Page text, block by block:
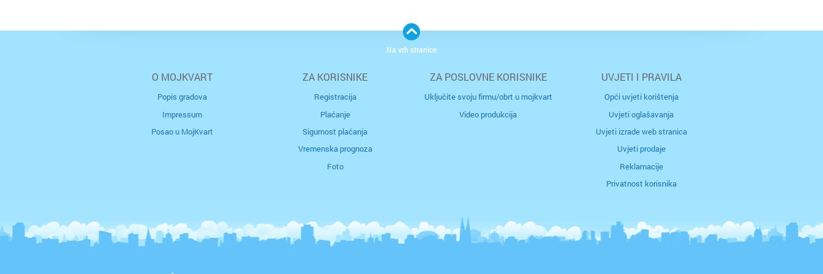
Čakovec / Međimurje
Drniš
Črnomerec
Dugave
O MOJKVART
Popis gradova
Impressum
Posao u MojKvart
ZA KORISNIKE
Registracija
Plaćanje
Sigurnost plaćanja
Vremenska prognoza
Foto
ZA POSLOVNE KORISNIKE
Uključite svoju firmu/obrt u mojkvart
Video produkcija
UVJETI I PRAVILA
Opći uvjeti korištenja
Uvjeti oglašavanja
Uvjeti izrade web stranica
Uvjeti prodaje
Reklamacije
Privatnost korisnika
Na vrh stranice